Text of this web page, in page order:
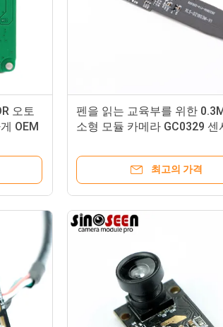
오토
OEM
펜을 읽는 교육부를 위한
소형 모듈 카메라 GC0329 센
최고의 가격